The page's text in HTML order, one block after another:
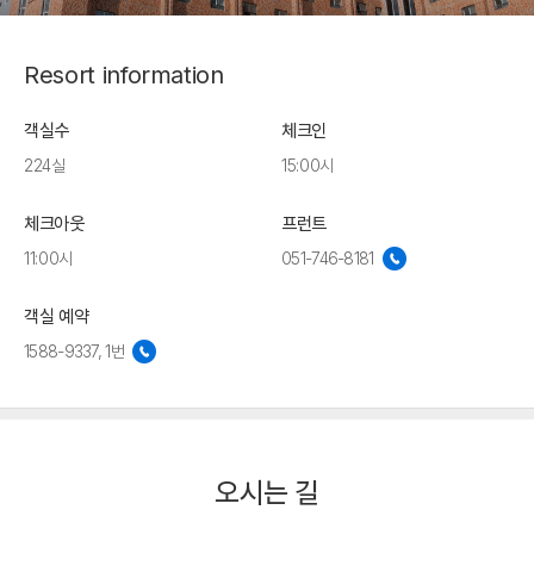
Resort information
객실수
224실
체크인
15:00시
체크아웃
11:00시
프런트
051-746-8181
객실 예약
1588-9337, 1번
오시는 길